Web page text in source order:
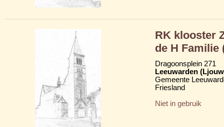
RK klooster
de H Familie
Dragoonsplein 271
Leeuwarden
Gemeente
Friesland
Niet in gebruik